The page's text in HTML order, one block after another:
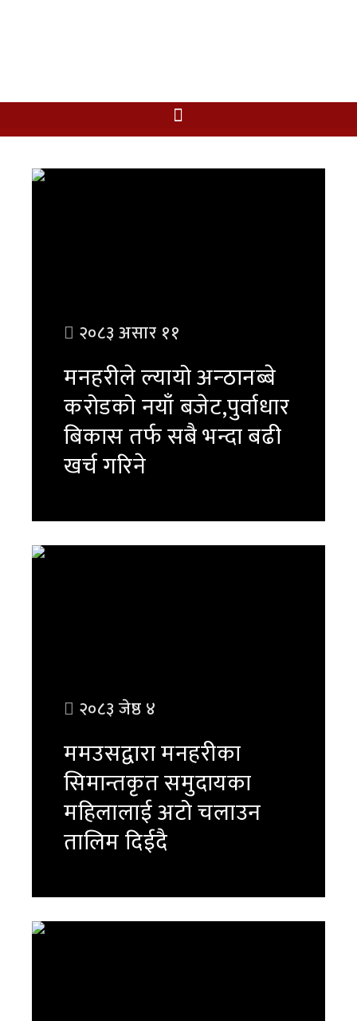
२०८३ असार ११
मनहरीले ल्यायो अन्ठानब्बे
करोडको नयाँ बजेट,पुर्वाधार
बिकास तर्फ सबै भन्दा बढी
खर्च गरिने
२०८३ जेष्ठ ४
ममउसद्वारा मनहरीका
सिमान्तकृत समुदायका
महिलालाई अटो चलाउन
तालिम दिईदै